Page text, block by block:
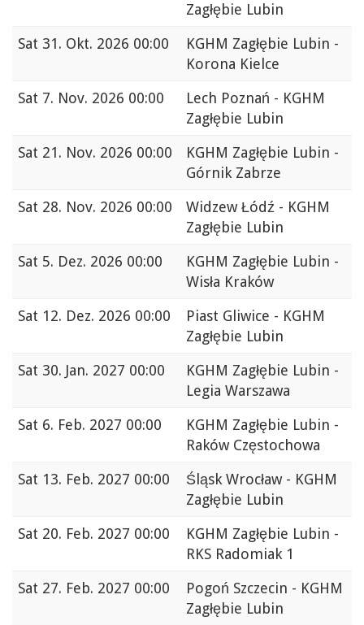
Zagłębie Lubin
Sat 31. Okt. 2026 00:00
KGHM Zagłębie Lubin -
Korona Kielce
Sat 7. Nov. 2026 00:00
Lech Poznań - KGHM
Zagłębie Lubin
Sat 21. Nov. 2026 00:00
KGHM Zagłębie Lubin -
Górnik Zabrze
Sat 28. Nov. 2026 00:00
Widzew Łódź - KGHM
Zagłębie Lubin
Sat 5. Dez. 2026 00:00
KGHM Zagłębie Lubin -
Wisła Kraków
Sat 12. Dez. 2026 00:00
Piast Gliwice - KGHM
Zagłębie Lubin
Sat 30. Jan. 2027 00:00
KGHM Zagłębie Lubin -
Legia Warszawa
Sat 6. Feb. 2027 00:00
KGHM Zagłębie Lubin -
Raków Częstochowa
Sat 13. Feb. 2027 00:00
Śląsk Wrocław - KGHM
Zagłębie Lubin
Sat 20. Feb. 2027 00:00
KGHM Zagłębie Lubin -
RKS Radomiak 1
Sat 27. Feb. 2027 00:00
Pogoń Szczecin - KGHM
Zagłębie Lubin